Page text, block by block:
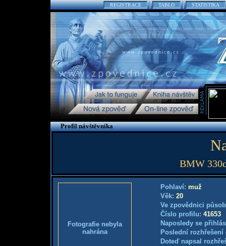
REGISTRACE TABLO STATISTIKA
Profil návštěvníka
BMW
Fotografie nebyla
nahrána
Pohlaví: muž
Věk: 20
Ve zpovědnici
Číslo profilu: 41653
Naposledy se
Poslední
Doteď napsal